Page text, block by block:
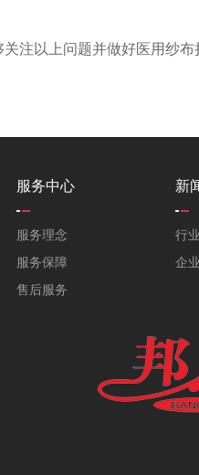
关注以上问题并做好医用纱
服务中心
服务理念
服务保障
售后服务
新
行
企